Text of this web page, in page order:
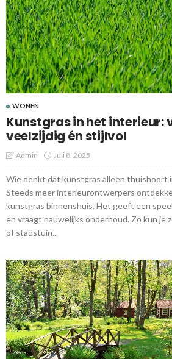
WONEN
Kunstgras in het interieur:
veelzijdig én stijlvol
Admin Juli 8, 2025
Wie denkt dat kunstgras alleen thuishoort
Steeds meer interieurontwerpers
kunstgras binnenshuis. Het geeft een
en vraagt nauwelijks onderhoud. Zo kun je
of stadstuin...